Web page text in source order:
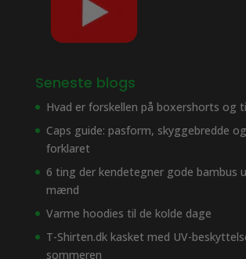
Seneste blogs
Hvad er forskellen på boxershorts og
Caps guide: pasform, skyggebredde
forklaret
6 ting der kendetegner gode bambus
mænd
Varme hoodies til de kolde dage
T-Shirten.dk kasket med UV-
sommeren